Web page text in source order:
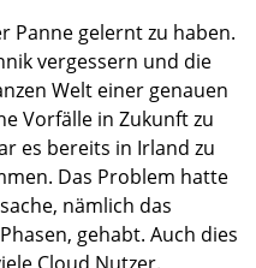
Panne gelernt zu haben.
vergessern und die
Welt einer genauen
Vorfälle in Zukunft zu
es bereits in Irland zu
Das Problem hatte
nämlich das
gehabt. Auch dies